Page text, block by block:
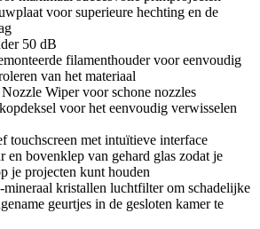
voor superieure hechting en de
50 dB
filamenthouder voor eenvoudig
van het materiaal
Wiper voor schone nozzles
voor het eenvoudig verwisselen
touchscreen met intuïtieve interface
en bovenklep van gehard glas zodat je
je projecten kunt houden
kristallen luchtfilter om schadelijke
geurtjes in de gesloten kamer te